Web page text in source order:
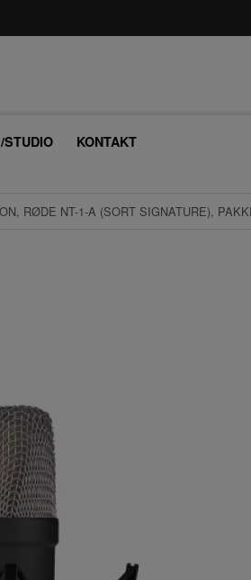
STUDIO KONTAKT
RØDE NT-1-A (SORT SIGNATURE),